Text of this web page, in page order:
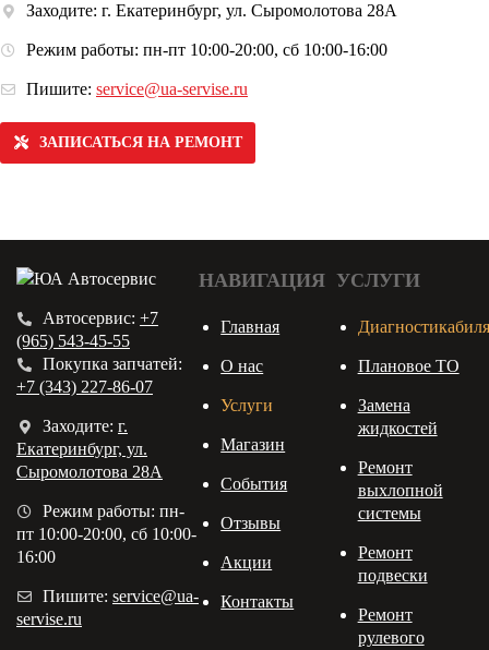
Заходите: г. Екатеринбург, ул. Сыромолотова 28А
Режим работы: пн-пт 10:00-20:00, сб 10:00-16:00
Пишите: service@ua-servise.ru
ЗАПИСАТЬСЯ НА РЕМОНТ
Автосервис: +7
(965) 543-45-55
Покупка запчатей:
+7 (343) 227-86-07
Заходите: г.
Екатеринбург, ул.
Сыромолотова 28А
Режим работы: пн-
пт 10:00-20:00, сб 10:00-
16:00
Пишите: service@ua-
servise.ru
НАВИГАЦИЯ
Главная
О нас
Услуги
Магазин
События
Отзывы
Акции
Контакты
УСЛУГИ
Диагностикабиля
Плановое ТО
Замена
жидкостей
Ремонт
выхлопной
системы
Ремонт
подвески
Ремонт
рулевого